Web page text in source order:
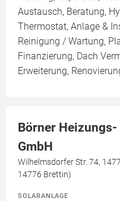
Austausch, Beratung,
Thermostat, Anlage &
Reinigung / Wartung,
Finanzierung, Dach
Erweiterung,
Börner
GmbH
Wilhelmsdorfer Str. 74,
14776 Brettin)
SOLARANLAGE